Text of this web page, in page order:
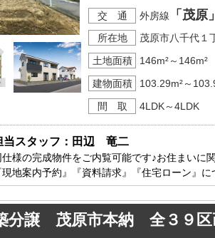
交 通 外房線 「茂原
所在地
茂原市八千代１
土地面積
146m²～146m²
建物面積
103.29m²～
間 取
4LDK～4LDK
当スタッフ：田辺　竜二
仕様の完成物件をご内覧可能です♪お住まいに
現地案内予約』『資料請求』『住宅ローン』に
分譲 茂原市本納 全３９区
アの中古一戸建
アのマンション
アの土地